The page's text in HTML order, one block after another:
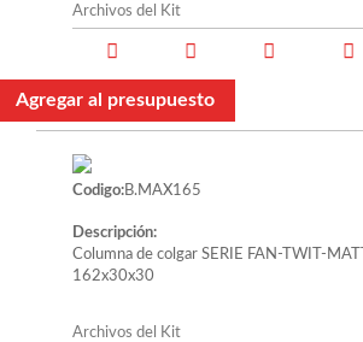
Archivos del Kit
Agregar al presupuesto
Codigo:B.MAX165
Descripción:
Columna de colgar SERIE FAN-TWIT-
162x30x30
Archivos del Kit